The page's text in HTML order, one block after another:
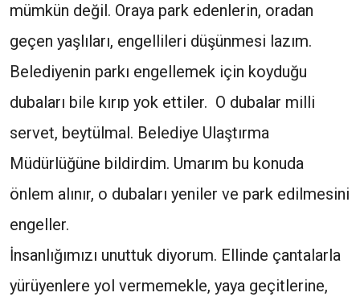
mümkün değil. Oraya park edenlerin, oradan
geçen yaşlıları, engellileri düşünmesi lazım.
Belediyenin parkı engellemek için koyduğu
dubaları bile kırıp yok ettiler. O dubalar milli
servet, beytülmal. Belediye Ulaştırma
Müdürlüğüne bildirdim. Umarım bu konuda
önlem alınır, o dubaları yeniler ve park edilmesini
engeller.
İnsanlığımızı unuttuk diyorum. Ellinde çantalarla
yürüyenlere yol vermemekle, yaya geçitlerine,